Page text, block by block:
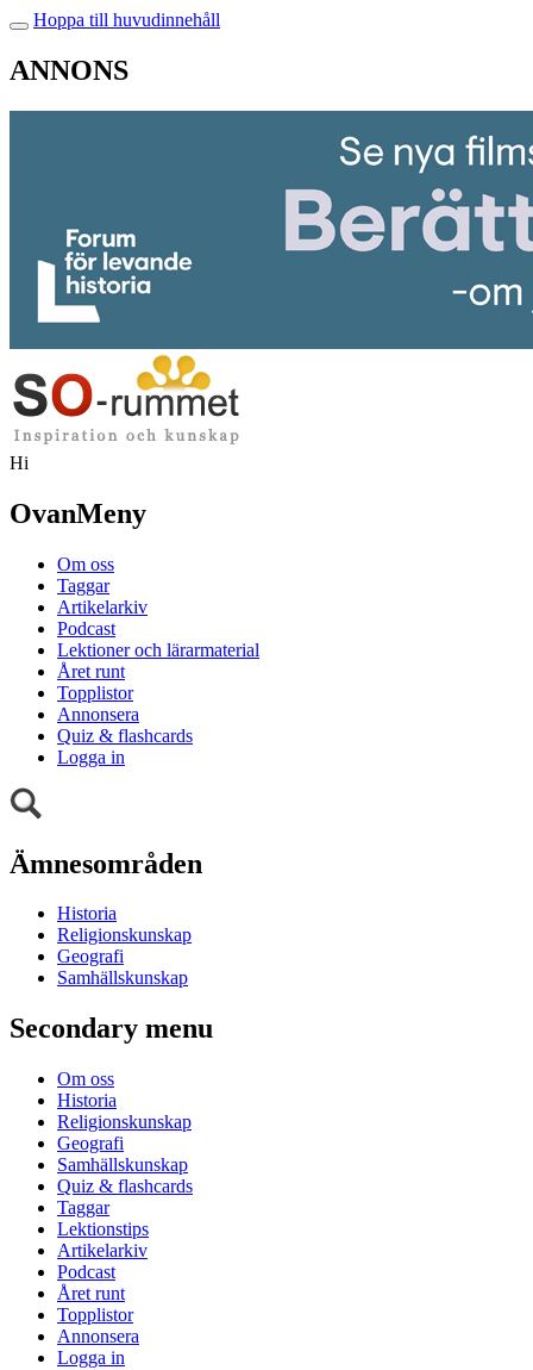
Hoppa till huvudinnehåll
ANNONS
Hi
OvanMeny
Om oss
Taggar
Artikelarkiv
Podcast
Lektioner och lärarmaterial
Året runt
Topplistor
Annonsera
Quiz & flashcards
Logga in
Ämnesområden
Historia
Religionskunskap
Geografi
Samhällskunskap
Secondary menu
Om oss
Historia
Religionskunskap
Geografi
Samhällskunskap
Quiz & flashcards
Taggar
Lektionstips
Artikelarkiv
Podcast
Året runt
Topplistor
Annonsera
Logga in